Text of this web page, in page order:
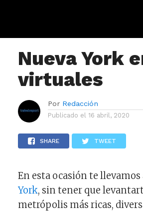
Nueva York
virtuales
Por Redacción
Publicado el 16 abril, 2020
SHARE TWEET
En esta ocasión te
York, sin tener que
metrópolis más ricas,